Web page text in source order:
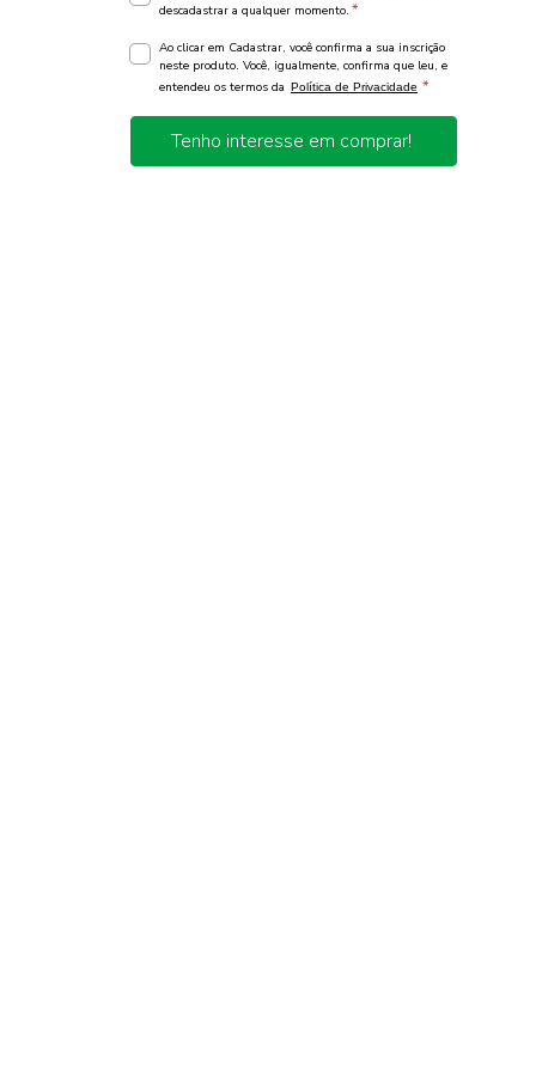
descadastrar a qualquer momento. *
Ao clicar em Cadastrar, você confirma a sua inscrição
neste produto. Você, igualmente, confirma que leu, e
entendeu os termos da Política de Privacidade *
Tenho interesse em comprar!